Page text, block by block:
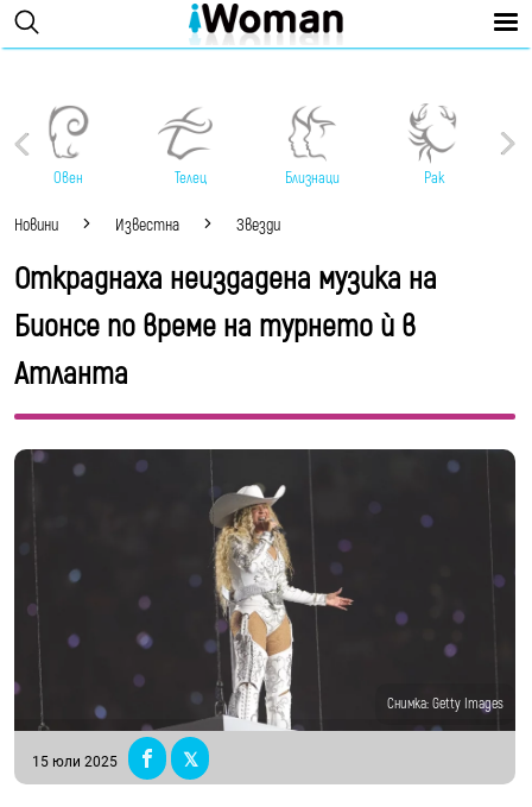
Овен Телец Близнаци Рак
Новини Известна Звезди
Откраднаха неиздадена музика на
Бионсе по време на турнето ѝ в
Атланта
Снимка: Getty Images
15 юли 2025